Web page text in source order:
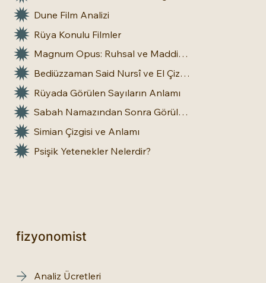
Dune Film Analizi
Rüya Konulu Filmler
Magnum Opus: Ruhsal ve Maddi Dönüşümün Büyük Eseri
Bediüzzaman Said Nursî ve El Çizgileri: İnsan Doğasına Dair Bir Bakış
Rüyada Görülen Sayıların Anlamı
Sabah Namazından Sonra Görülen Rüya Gerçek Olur mu?
Simian Çizgisi ve Anlamı
Psişik Yetenekler Nelerdir?
fizyonomist
Analiz Ücretleri